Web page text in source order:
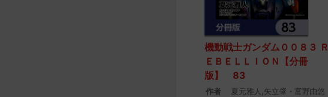
機動戦士ガンダム００８３ Ｒ
ＥＢＥＬＬＩＯＮ【分冊
版】 83
作者
夏元雅人,矢立肇・富野由悠